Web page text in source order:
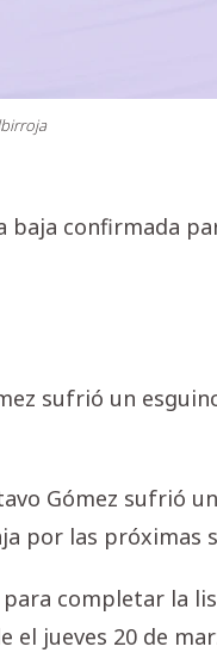
baja confirmada
sufrió un
Gómez sufrió
por las próximas
completar la
el jueves 20 de